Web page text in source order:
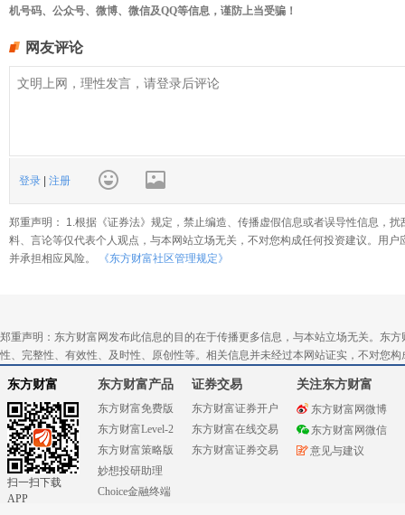
机号码、公众号、微博、微信及QQ等信息，谨防上当受骗！
网友评论
登录 注册
郑重声明： 1.根据《证券法》规定，禁止编造、传播虚假信息或者误导性信息，
料、言论等仅代表个人观点，与本网站立场无关，不对您构成任何投资建议。用
并承担相应风险。
《东方财富社区管理规定》
郑重声明：东方财富网发布此信息的目的在于传播更多信息，与本站立场无关。东
性、完整性、有效性、及时性、原创性等。相关信息并未经过本网站证实，不对您
东方财富
扫一扫下载
APP
东方财富产品
东方财富免费版
东方财富Level-2
东方财富策略版
妙想投研助理
Choice金融终端
证券交易
东方财富证券开户
东方财富在线交易
东方财富证券交易
关注东方财富
东方财富网微博
东方财富网微信
意见与建议